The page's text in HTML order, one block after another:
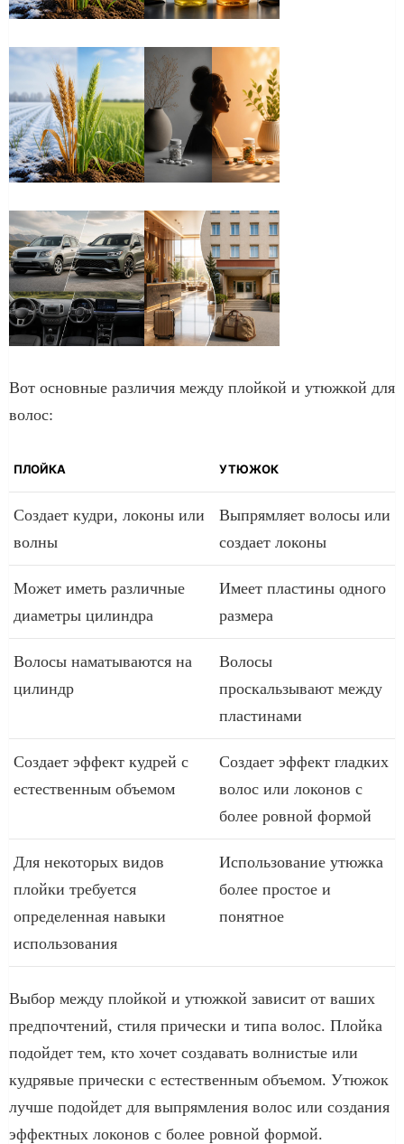
Вот основные различия между плойкой и утюжкой для
волос:
ПЛОЙКА УТЮЖОК
Создает кудри, локоны или
волны
Выпрямляет волосы или
создает локоны
Может иметь различные
диаметры цилиндра
Имеет пластины одного
размера
Волосы наматываются на
цилиндр
Волосы
проскальзывают между
пластинами
Создает эффект кудрей с
естественным объемом
Создает эффект гладких
волос или локонов с
более ровной формой
Для некоторых видов
плойки требуется
определенная навыки
использования
Использование утюжка
более простое и
понятное
Выбор между плойкой и утюжкой зависит от ваших
предпочтений, стиля прически и типа волос. Плойка
подойдет тем, кто хочет создавать волнистые или
кудрявые прически с естественным объемом. Утюжок
лучше подойдет для выпрямления волос или создания
эффектных локонов с более ровной формой.